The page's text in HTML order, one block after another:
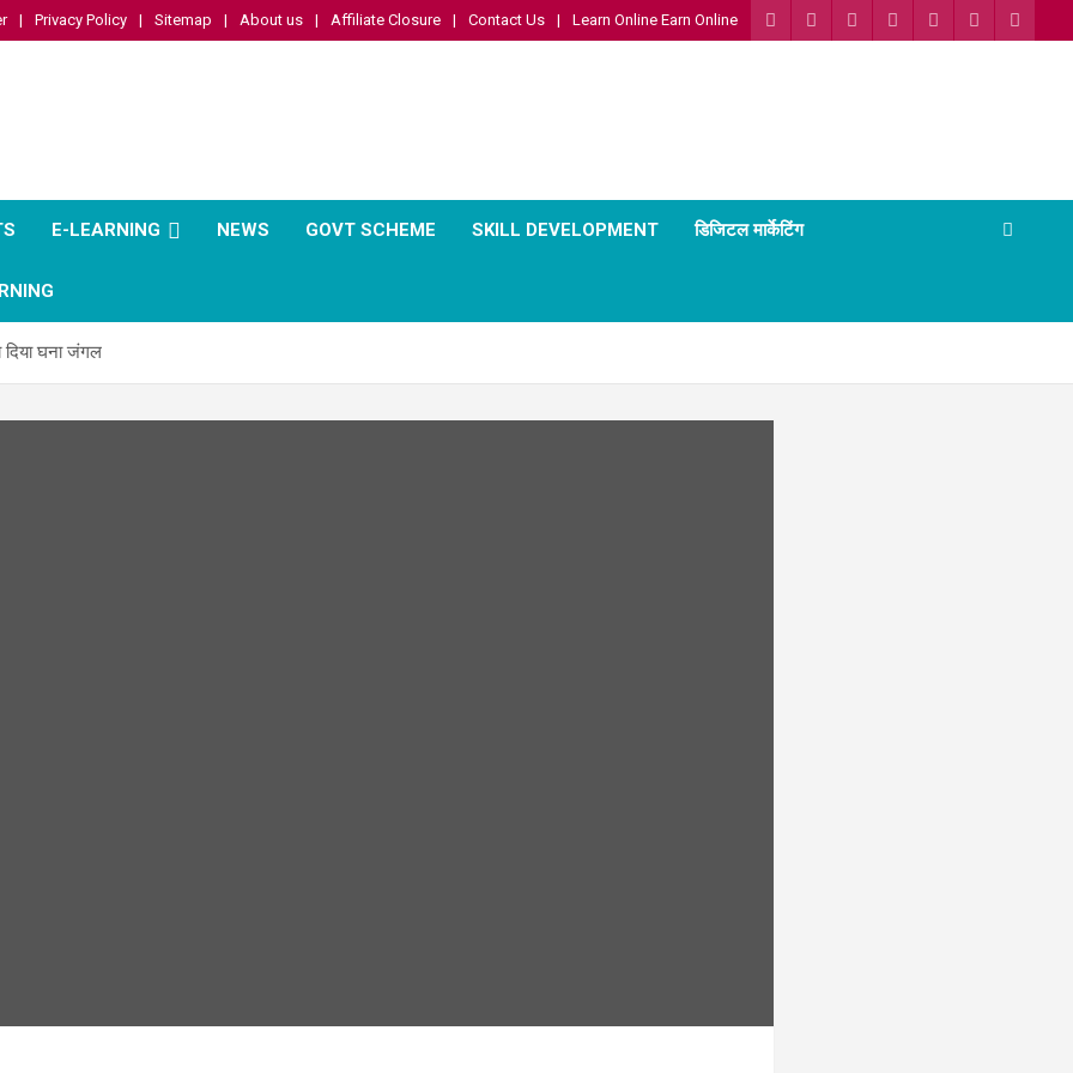
Privacy Policy Sitemap About us Affiliate Closure Contact Us Learn Online Earn Online
E-LEARNING NEWS GOVT SCHEME SKILL DEVELOPMENT डिजिटल मार्केटिंग
घना जंगल